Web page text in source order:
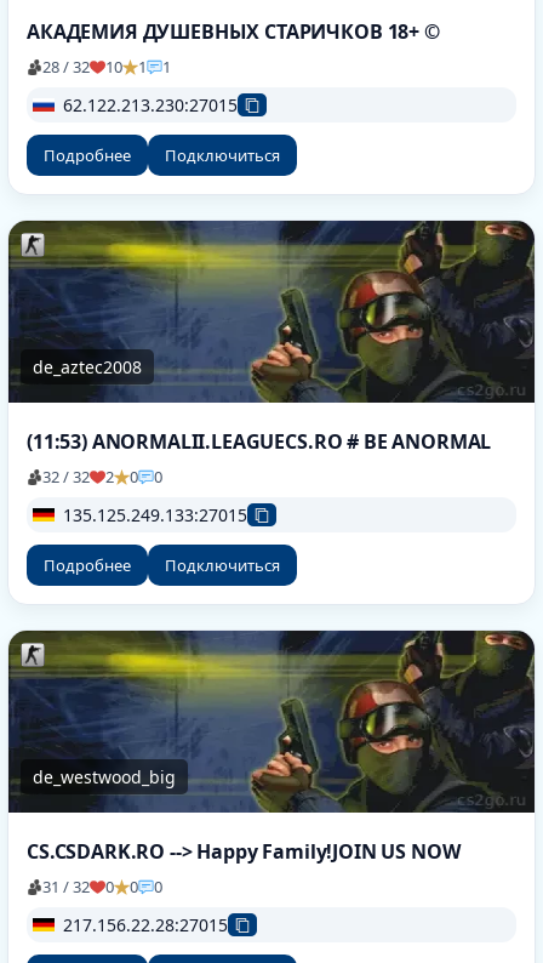
АКАДЕМИЯ ДУШЕВНЫХ СТАРИЧКОВ 18+ ©
28 / 32 10 1 1
62.122.213.230:27015
Подробнее Подключиться
de_aztec2008
(11:53) ANORMALII.LEAGUECS.RO # BE ANORMAL
32 / 32 2 0 0
135.125.249.133:27015
Подробнее Подключиться
de_westwood_big
CS.CSDARK.RO --> Happy Family!JOIN US NOW
31 / 32 0 0 0
217.156.22.28:27015